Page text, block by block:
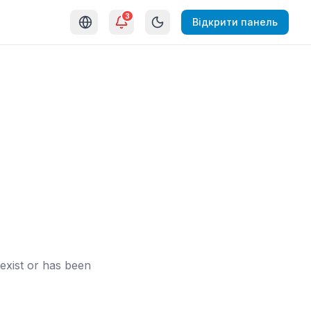
3
Відкрити панель
or has been